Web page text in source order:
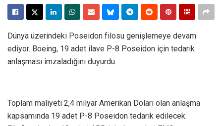
Dünya üzerindeki Poseidon filosu genişlemeye devam
ediyor. Boeing, 19 adet ilave P-8 Poseidon için tedarik
anlaşması imzaladığını duyurdu.
Toplam maliyeti 2,4 milyar Amerikan Doları olan anlaşma
kapsamında 19 adet P-8 Poseidon tedarik edilecek.